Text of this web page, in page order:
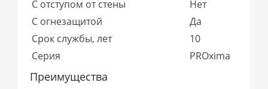
С отступом от стены
Нет
С огнезащитой
Да
Срок службы, лет
10
Серия
PROxima
Преимущества